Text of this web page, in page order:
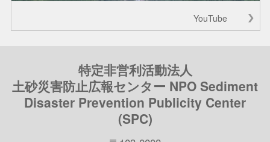
YouTube
特定非営利活動法人
土砂災害防止広報センター NPO Sediment
Disaster Prevention Publicity Center
(SPC)